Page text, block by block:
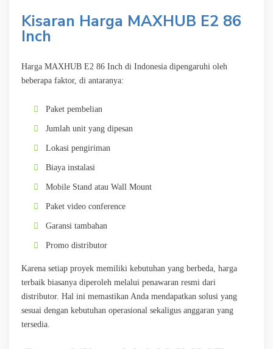
Kisaran Harga MAXHUB E2 86
Inch
Harga MAXHUB E2 86 Inch di Indonesia dipengaruhi oleh
beberapa faktor, di antaranya:
Paket pembelian
Jumlah unit yang dipesan
Lokasi pengiriman
Biaya instalasi
Mobile Stand atau Wall Mount
Paket video conference
Garansi tambahan
Promo distributor
Karena setiap proyek memiliki kebutuhan yang berbeda, harga
terbaik biasanya diperoleh melalui penawaran resmi dari
distributor. Hal ini memastikan Anda mendapatkan solusi yang
sesuai dengan kebutuhan operasional sekaligus anggaran yang
tersedia.